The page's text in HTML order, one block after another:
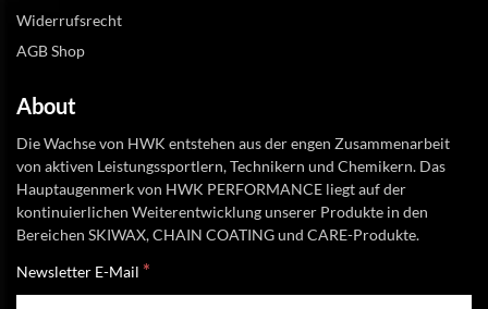
Widerrufsrecht
AGB Shop
About
Die Wachse von HWK entstehen aus der engen Zusammenarbeit
von aktiven Leistungssportlern, Technikern und Chemikern. Das
Hauptaugenmerk von HWK PERFORMANCE liegt auf der
kontinuierlichen Weiterentwicklung unserer Produkte in den
Bereichen SKIWAX, CHAIN COATING und CARE-Produkte.
Newsletter E-Mail *